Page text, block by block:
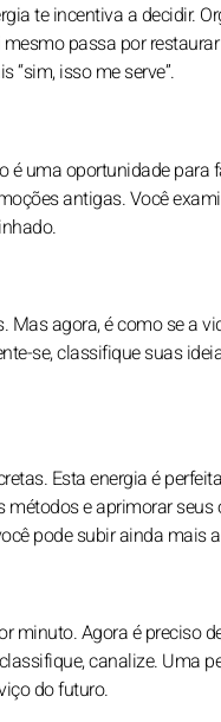
te incentiva a decidir.
passa por
“sim, isso me serve”.
uma oportunidade para
antigas. Você
agora, é como se a
se, classifique suas
Esta energia é
e aprimorar
pode subir ainda mais
minuto. Agora é preciso
canalize. Uma
do futuro.